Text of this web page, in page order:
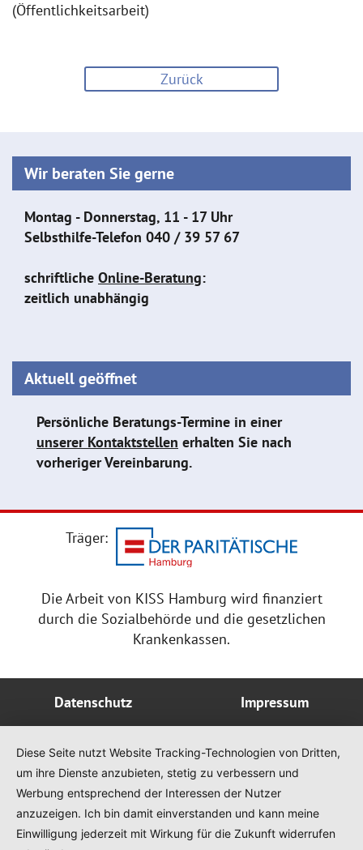
(Öffentlichkeitsarbeit)
Zurück
Wir beraten Sie gerne
Montag - Donnerstag, 11 - 17 Uhr
Selbsthilfe-Telefon 040 / 39 57 67
schriftliche Online-Beratung:
zeitlich unabhängig
Aktuell geöffnet
Persönliche Beratungs-Termine in einer
unserer Kontaktstellen erhalten Sie nach
vorheriger Vereinbarung.
Träger:
Die Arbeit von KISS Hamburg wird finanziert
durch die Sozialbehörde und die gesetzlichen
Krankenkassen.
Datenschutz Impressum
Diese Seite nutzt Website Tracking-Technologien von Dritten,
um ihre Dienste anzubieten, stetig zu verbessern und
Werbung entsprechend der Interessen der Nutzer
anzuzeigen. Ich bin damit einverstanden und kann meine
Einwilligung jederzeit mit Wirkung für die Zukunft widerrufen